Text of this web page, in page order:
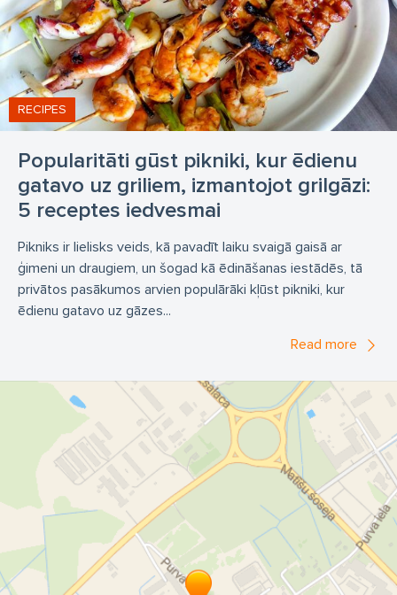
Popularitāti gūst pikniki, kur ēdienu
gatavo uz griliem, izmantojot grilgāzi:
5 receptes iedvesmai
RECIPES
Pikniks ir lielisks veids, kā pavadīt laiku svaigā gaisā ar
ģimeni un draugiem, un šogad kā ēdināšanas iestādēs, tā
privātos pasākumos arvien populārāki kļūst pikniki, kur
ēdienu gatavo uz gāzes...
Read more